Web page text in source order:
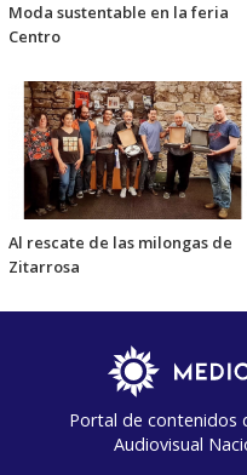
Moda sustentable en la feria
Centro
Al rescate de las milongas de
Zitarrosa
Portal de contenidos
Audiovisual